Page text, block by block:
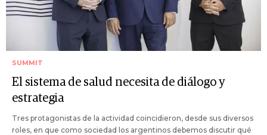
SUMMIT
El sistema de salud necesita de diálogo y
estrategia
Tres protagonistas de la actividad coincidieron, desde sus diversos
roles, en que como sociedad los argentinos debemos discutir qué